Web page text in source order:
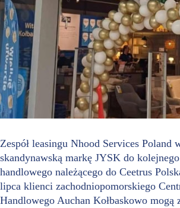
Zespół leasingu Nhood Services Poland
skandynawską markę JYSK do
handlowego należącego do Ceetrus
lipca klienci zachodniopomorskiego
Handlowego Auchan Kołbaskowo mogą